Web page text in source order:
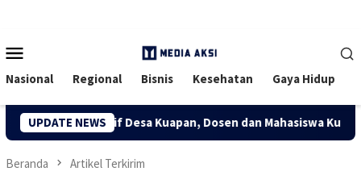
Mobile
Nasional Regional Bisnis Kesehatan Gaya Hidup
UPDATE NEWS
Ekonomi Kreatif Desa Kuapan, Dosen dan Mahasiswa
Beranda Artikel Terkirim